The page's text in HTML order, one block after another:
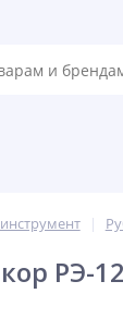
РЭ-